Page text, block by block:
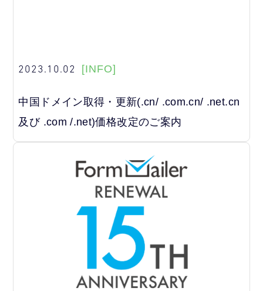
2023.10.02 [INFO]
中国ドメイン取得・更新(.cn/ .com.cn/ .net.cn
及び .com /.net)価格改定のご案内